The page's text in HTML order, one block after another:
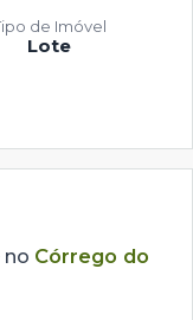
Lote
de Imóvel
no Córrego do